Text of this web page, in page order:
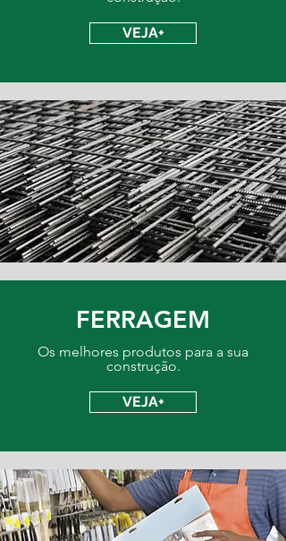
VEJA+
FERRAGEM
Os melhores produtos para a sua
construção.
VEJA+